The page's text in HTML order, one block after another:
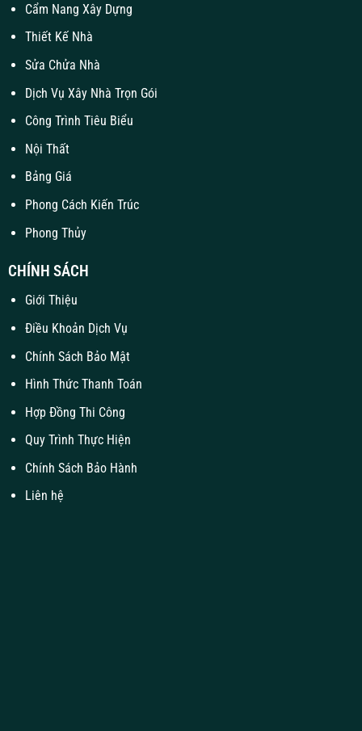
Cẩm Nang Xây Dựng
Thiết Kế Nhà
Sửa Chửa Nhà
Dịch Vụ Xây Nhà Trọn Gói
Công Trình Tiêu Biểu
Nội Thất
Bảng Giá
Phong Cách Kiến Trúc
Phong Thủy
CHÍNH SÁCH
Giới Thiệu
Điều Khoản Dịch Vụ
Chính Sách Bảo Mật
Hình Thức Thanh Toán
Hợp Đồng Thi Công
Quy Trình Thực Hiện
Chính Sách Bảo Hành
Liên hệ